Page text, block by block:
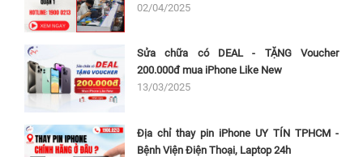
02/04/2025
Sửa chữa có DEAL - TẶNG Voucher
200.000đ mua iPhone Like New
13/03/2025
Địa chỉ thay pin iPhone UY TÍN TPHCM -
Bệnh Viện Điện Thoại, Laptop 24h